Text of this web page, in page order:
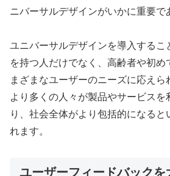
ニバーサルデザインがいかに重要で
ユニバーサルデザインを導入するこ
を持つ人だけでなく、高齢者や初め
まざまなユーザーのニーズに応えら
より多くの人々が製品やサービスを
り、社会全体がより包括的になると
れます。
ユーザーフィードバックを